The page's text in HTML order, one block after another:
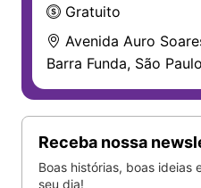
Gratuito
Avenida Auro
Barra Funda, São
Receba nossa
Boas histórias, boas ideias
seu dia!